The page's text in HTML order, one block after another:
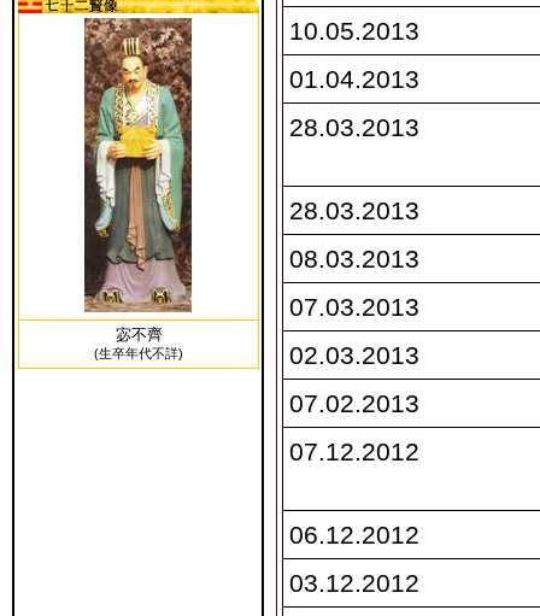
宓不齊
(生卒年代不詳)
10.05.2013
01.04.2013
28.03.2013
28.03.2013
08.03.2013
07.03.2013
02.03.2013
07.02.2013
07.12.2012
06.12.2012
03.12.2012